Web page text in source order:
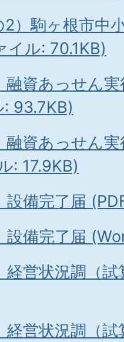
2）駒ヶ根市中
イル: 70.1KB)
融資あっせん
: 93.7KB)
融資あっせん
: 17.9KB)
設備完了届
設備完了届
経営状況調（
経営状況調（